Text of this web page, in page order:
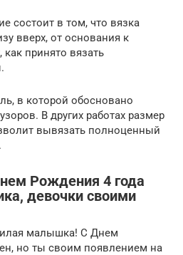
состоит в том, что вязка
вверх, от основания к
принято вязать
в которой обосновано
В других работах размер
вывязать полноценный
Рождения 4 года
девочки своими
малышка! С Днем
но ты своим появлением на